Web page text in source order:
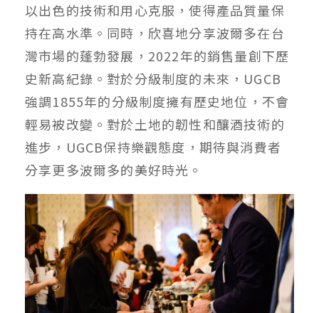
以出色的技術和用心克服，使得產品質量保
持在高水準。同時，欣喜地分享波爾多在台
灣市場的蓬勃發展，2022年的銷售量創下歷
史新高紀錄。對於分級制度的未來，UGCB
強調1855年的分級制度擁有歷史地位，不會
輕易被改變。對於土地的韌性和釀酒技術的
進步，UGCB保持樂觀態度，期待與消費者
分享更多波爾多的美好時光。